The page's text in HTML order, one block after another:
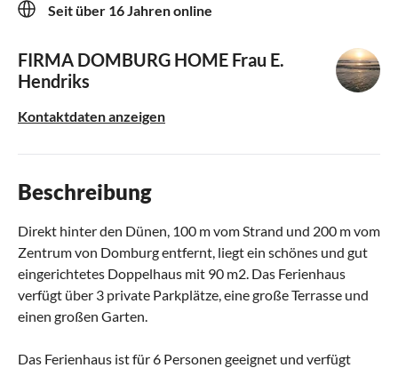
Seit über 16 Jahren online
FIRMA DOMBURG HOME Frau E.
Hendriks
Kontaktdaten anzeigen
Beschreibung
Direkt hinter den Dünen, 100 m vom Strand und 200 m vom
Zentrum von Domburg entfernt, liegt ein schönes und gut
eingerichtetes Doppelhaus mit 90 m2. Das Ferienhaus
verfügt über 3 private Parkplätze, eine große Terrasse und
einen großen Garten.
Das Ferienhaus ist für 6 Personen geeignet und verfügt